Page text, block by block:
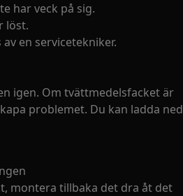
har veck på sig.
löst.
en servicetekniker.
igen. Om tvättmedelsfacket är
problemet. Du kan ladda ned
montera tillbaka det dra åt det